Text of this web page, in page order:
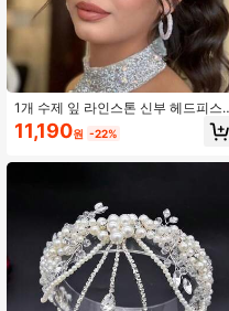
1개 수제 잎 라인스톤 신부 헤드피스,
고급 내구성 웨딩 헤어 액세서리, 웨
딩, 연회, 생일 파티, 미인 대회 및 기타
11,190원 -22%